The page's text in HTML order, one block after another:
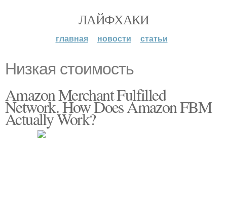
ЛАЙФХАКИ
главная новости статьи
Низкая стоимость
Amazon Merchant Fulfilled
Network. How Does Amazon FBM
Actually Work?